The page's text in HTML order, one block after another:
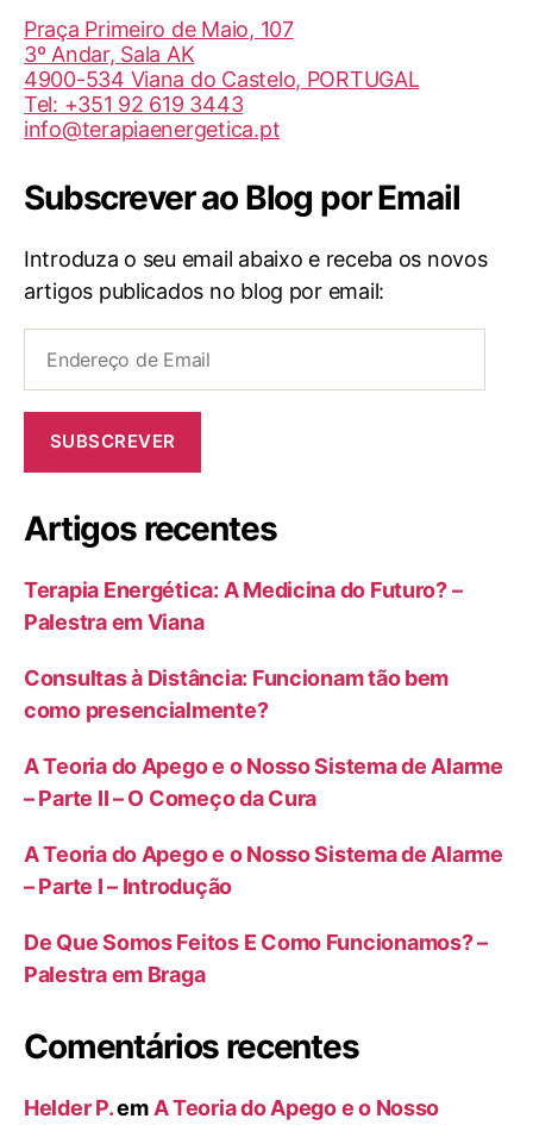
Praça Primeiro de Maio, 107
3º Andar, Sala AK
4900-534 Viana do Castelo, PORTUGAL
Tel: +351 92 619 3443
info@terapiaenergetica.pt
Subscrever ao Blog por Email
Introduza o seu email abaixo e receba os novos
artigos publicados no blog por email:
Email
SUBSCREVER
Artigos recentes
Terapia Energética: A Medicina do Futuro? –
Palestra em Viana
Consultas à Distância: Funcionam tão bem
como presencialmente?
A Teoria do Apego e o Nosso Sistema de Alarme
– Parte II – O Começo da Cura
A Teoria do Apego e o Nosso Sistema de Alarme
– Parte I – Introdução
De Que Somos Feitos E Como Funcionamos? –
Palestra em Braga
Comentários recentes
Helder P.em A Teoria do Apego e o Nosso